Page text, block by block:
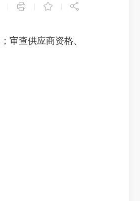
  
审查供应商资格、